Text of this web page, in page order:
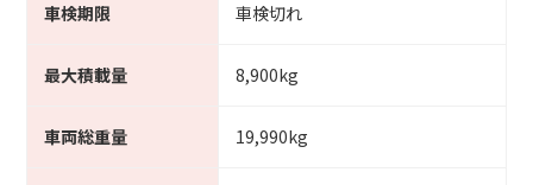
車検期限 車検切れ
最大積載量 8,900kg
車両総重量 19,990kg